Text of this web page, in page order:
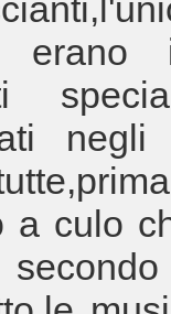
erano
a culo